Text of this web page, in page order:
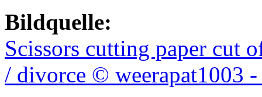
Bildquelle:
Scissors cutting paper cut
/ divorce © weerapat1003